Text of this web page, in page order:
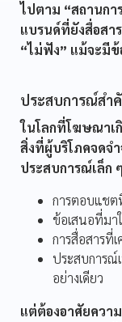
ไปตาม “สถานกา
แบรนด์ที่ยังสื่อสา
“ไม่ฟัง” แม้จะมี
ประสบการณ์สำ
ในโลกที่โฆษณาเ
สิ่งที่ผู้บริโภคจดจ
ประสบการณ์เล็ก
การตอบแชต
ข้อเสนอที่มา
การสื่อสารที่
ประสบการณ์
อย่างเดียว
แต่ต้องอาศัยควา